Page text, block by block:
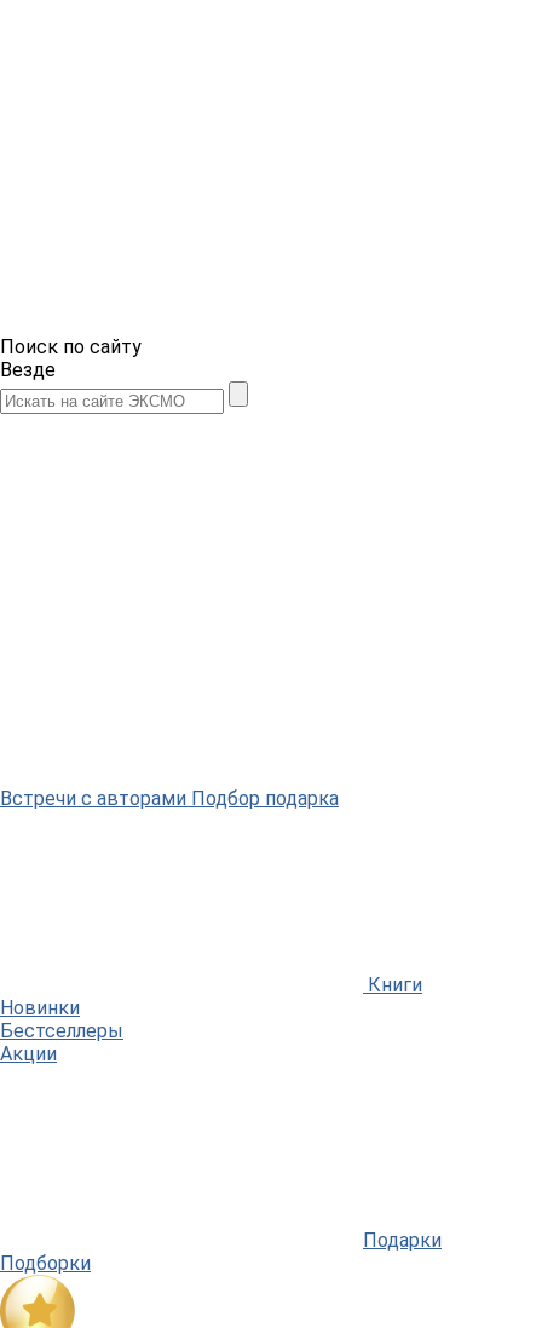
Поиск по сайту
Везде
Встречи с авторами Подбор подарка
Книги
Новинки
Бестселлеры
Акции
Подарки
Подборки